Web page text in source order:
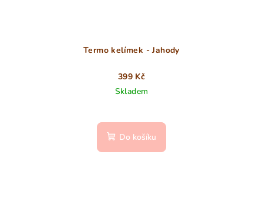
Termo kelímek - Jahody
399 Kč
Skladem
Do košíku